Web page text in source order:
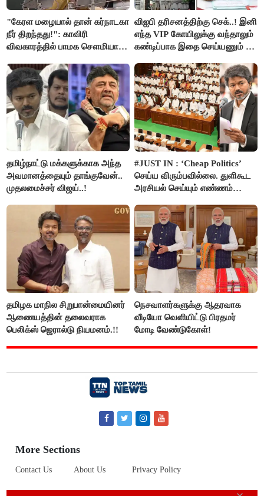
"கேரள மழையால் தான் கர்நாடகா
நீர் திறந்தது!": காவிரி
விவகாரத்தில் பாமக சௌமியா
விஐபி தரிசனத்திற்கு செக்..! இனி
எந்த VIP கோயிலுக்கு வந்தாலும்
கண்டிப்பாக இதை செய்யணும் -
தமிழ்நாட்டு மக்களுக்காக அந்த
அவமானத்தையும் தாங்குவேன்..
முதலமைச்சர் விஜய்..!
#JUST IN : ‘Cheap Politics’
செய்ய விரும்பவில்லை. துளிகூட
அரசியல் செய்யும் எண்ணம்
விஜய் பதில்!
தமிழக மாநில சிறுபான்மையினர்
ஆணையத்தின் தலைவராக
பெலிக்ஸ் ஜெரால்டு நியமனம்.!!
நெசவாளர்களுக்கு ஆதரவாக
வீடியோ வெளியிட்டு பிரதமர்
மோடி வேண்டுகோள்!
More Sections
Contact Us About Us Privacy Policy